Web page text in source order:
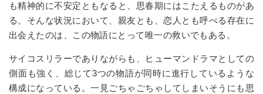
も精神的に不安定ともなると、思春期にはこたえるものがあ
る。そんな状況において、親友とも、恋人とも呼べる存在に
出会えたのは、この物語にとって唯一の救いでもある。
サイコスリラーでありながらも、ヒューマンドラマとしての
側面も強く、総じて3つの物語が同時に進行しているような
構成になっている。一見ごちゃごちゃしてしまいそうにも思